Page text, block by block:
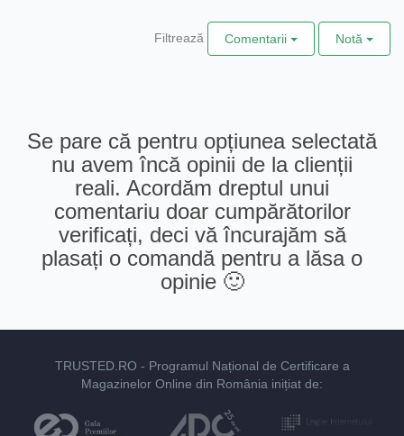
Filtrează Comentarii Notă
Se pare că pentru opțiunea selectată
nu avem încă opinii de la clienții
reali. Acordăm dreptul unui
comentariu doar cumpărătorilor
verificați, deci vă încurajăm să
plasați o comandă pentru a lăsa o
opinie 🙂
TRUSTED.RO - Programul Național de Certificare a
Magazinelor Online din România inițiat de: